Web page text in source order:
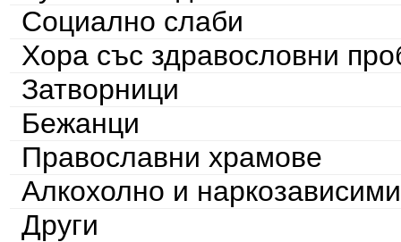
Социално слаби
Хора със здравословни
Затворници
Бежанци
Православни храмове
Алкохолно и наркозависими
Други